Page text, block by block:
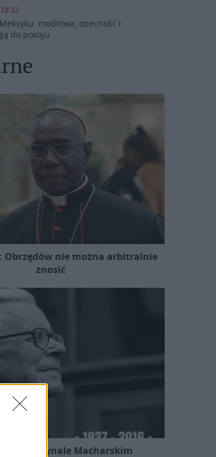
modlitwa, obecność i
do pokoju
Obrzędów nie można arbitralnie
znosić
o kardynale Macharskim